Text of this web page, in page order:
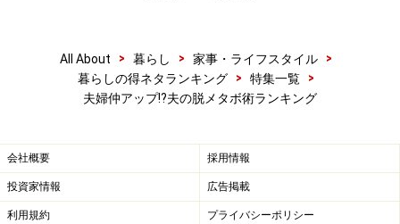
All About > 暮らし > 家事・ライフスタイル
>
暮らしの得ネタランキング
> 特集一覧
>
夫婦仲アップ!?夫の脱メタボ術ランキング
会社概要 採用情報
投資家情報 広告掲載
利用規約 プライバシーポリシー